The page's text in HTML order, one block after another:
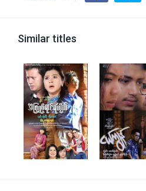
Similar titles